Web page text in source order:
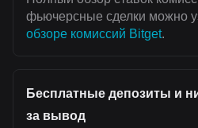
фьючерсные сделки можно
обзоре комиссий Bitget.
Бесплатные депозиты и
за вывод